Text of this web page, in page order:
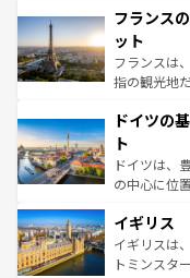
ませてくれ
なお、新着
しい。
文化が根付
れる闘牛、
る。首都マ
アートに溢
せる。地方
ンテンツ一覧
フランス
ット
フランスは
指の観光地
で、幅広い
聖堂、美し
から魅了す
れ、フラン
香り高いラ
らに、パリ
も豊かな歴
ドイツの
ト
ドイツは、
の中心に位
顔を持つこ
ルリンの文
してライン
イギリス
イギリスは
トミンスタ